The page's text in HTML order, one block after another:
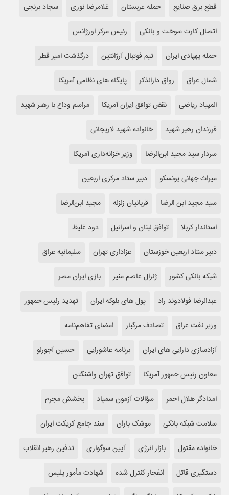
قطع برق صنایع
حمله عربستان غلامرضا نوری سجاد برنجی
اتصال کارت سوخت و بانکی
رئیس مرکز اورژانس
حمله پهپادی ایران
تیم فوتبال آرژانتین
درگذشت امیر قطر
شمال عراق
رواق دارالذکر
پایگاه های نظامی آمریکا
المپیاد ریاضی
نقض توافق ایران آمریکا مراسم وداع با رهبر شهید
فرزندان رهبر شهید خانواده شهید لاریجانی
سردار سید مجید ابن‌الرضا
وزیر خزانه‌داری آمریکا
میراث جهانی یونسکو
دبیر ستاد مرکزی اربعین
سید مجید ابن الرضا قربانیان زلزله مجید ابن‌الرضا
استاندار کربلا توافق لبنان و اسرائیل
دود غلیظ
دبیر ستاد اربعین خوزستان
عزاداری تهران
سلیمانیه عراق
شبکه بانکی کشور
ژنرال عاصم منیر بازی ایران مصر
عبدالرضا فولادوند راد پول های بلوکه ایران تهدید رئیس جمهور
وزیر نفت عراق تصادف مرگبار
امضای تفاهم‌نامه
آزادسازی دارایی های ایران
برنامه عاشورایی حسین آجورلو
معاون رئیس جمهور آمریکا
توافق تهران واشنگتن
امدادگر هلال احمر
سؤالات آزمون سمپاد
بخشش مجرم
سلامت شبکه بانکی
موشک باران سند جامع کریکت ایران
خانواده مقتول بازار انرژی آیین سوگواری تدفین رهبر انقلاب
دستگیری قاتل انفجار کنترل شده شهادت مأمور پلیس